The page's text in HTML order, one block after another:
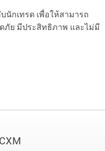
นักเทรด เพื่อให้สามารถ
ดภัย มีประสิทธิภาพ และไม่มี